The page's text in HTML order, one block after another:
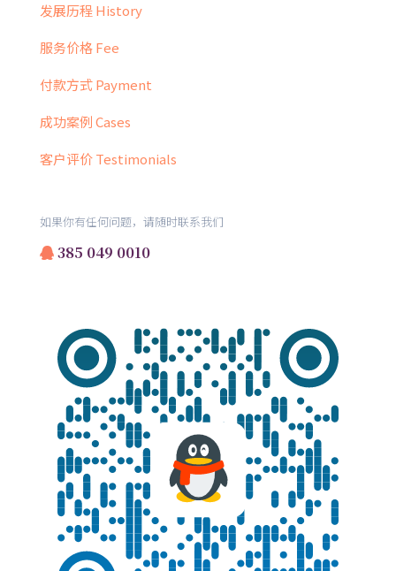
发展历程 History
服务价格 Fee
付款方式 Payment
成功案例 Cases
客户评价 Testimonials
如果你有任何问题，请随时联系我们
385 049 0010